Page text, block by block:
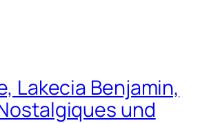
Lakecia Benjamin,
und